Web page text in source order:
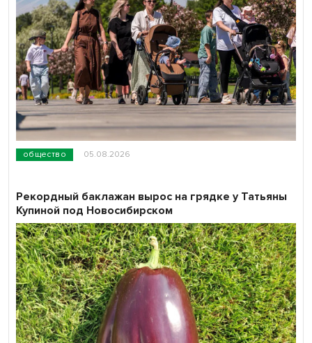
общество 05.08.2026
Рекордный баклажан вырос на грядке у Татьяны
Купиной под Новосибирском